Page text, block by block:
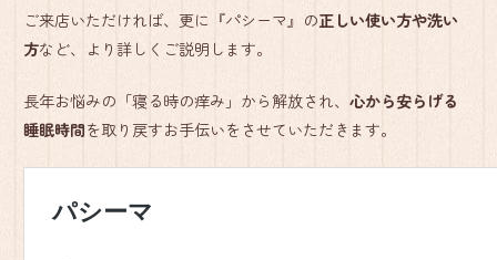
ご来店いただければ、更に『パシーマ』の正しい使い方や洗い
方など、より詳しくご説明します。
長年お悩みの「寝る時の痒み」から解放され、心から安らげる
睡眠時間を取り戻すお手伝いをさせていただきます。